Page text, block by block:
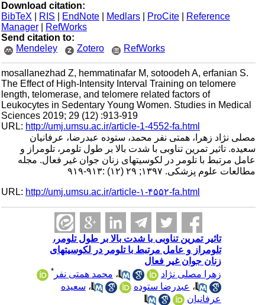
Download citation:
BibTeX
| RIS |EndNote |Medlars |ProCite |Reference
Manager
|RefWorks
Send citation to:
Mendeley
Zotero RefWorks
mosallanezhad Z, hemmatinafar M, sotoodeh A, erfanian S.
The Effect of High-Intensity Interval Training on telomere
length, telomerase, and telomere related factors of
Leukocytes in Sedentary Young Women. Studies in Medical
Sciences 2019; 29 (12) :913-919
URL:http://umj.umsu.ac.ir/article-1-4552-fa.html
مصلی نژاد زهرا، همتی نفر محمد، ستوده عبدرضا، عرفانیان
سعیده. تاثیر تمرین تناوبی با شدت بالا بر طول تلومر، تلومراز و
عامل مرتبط با تلومر در لکوسیتهای زنان جوان غیر فعال. مجله
مطالعات علوم پزشکی. ۱۳۹۷; ۲۹ (۱۲) :۹۱۳-۹۱۹
URL:http://umj.umsu.ac.ir/article-۱-۴۵۵۲-fa.html
تاثیر تمرین تناوبی با شدت بالا بر طول تلومر،
تلومراز و عامل مرتبط با تلومر در لکوسیتهای
زنان جوان غیر فعال
زهرا مصلی نژاد
،محمد همتی نفر
،عبدرضا ستوده ،سعیده
عرفانیان